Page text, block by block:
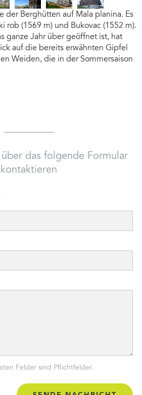
der Berghütten auf Mala planina. Es
rob (1569 m) und Bukovac (1552 m).
ganze Jahr über geöffnet ist, hat
auf die bereits erwähnten Gipfel
Weiden, die in der Sommersaison
das folgende Formular
kontaktieren
Felder sind Pflichtfelder.